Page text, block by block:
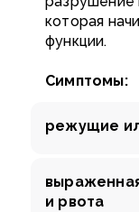
которая
функции.
Симптомы:
режущие
и рвота